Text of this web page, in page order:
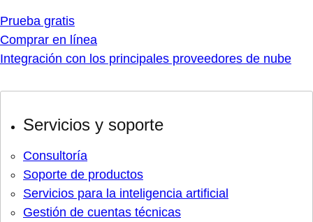
Prueba gratis
Comprar en línea
Integración con los principales proveedores de nube
Servicios y soporte
Consultoría
Soporte de productos
Servicios para la inteligencia artificial
Gestión de cuentas técnicas